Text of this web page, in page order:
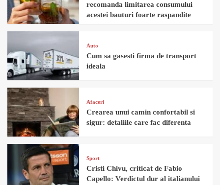
recomanda limitarea consumului
acestei bauturi foarte raspandite
Auto
Cum sa gasesti firma de transport
ideala
Afaceri
Crearea unui camin confortabil si
sigur: detaliile care fac diferenta
Sport
Cristi Chivu, criticat de Fabio
Capello: Verdictul dur al italianului